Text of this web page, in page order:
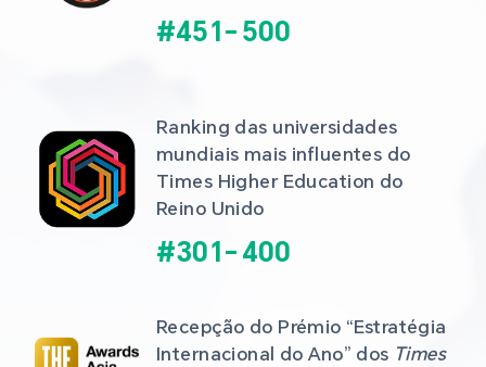
#451- 500
Ranking das universidades
mundiais mais influentes do
Times Higher Education do
Reino Unido
#301- 400
Recepção do Prémio “Estratégia
Internacional do Ano” dos Times